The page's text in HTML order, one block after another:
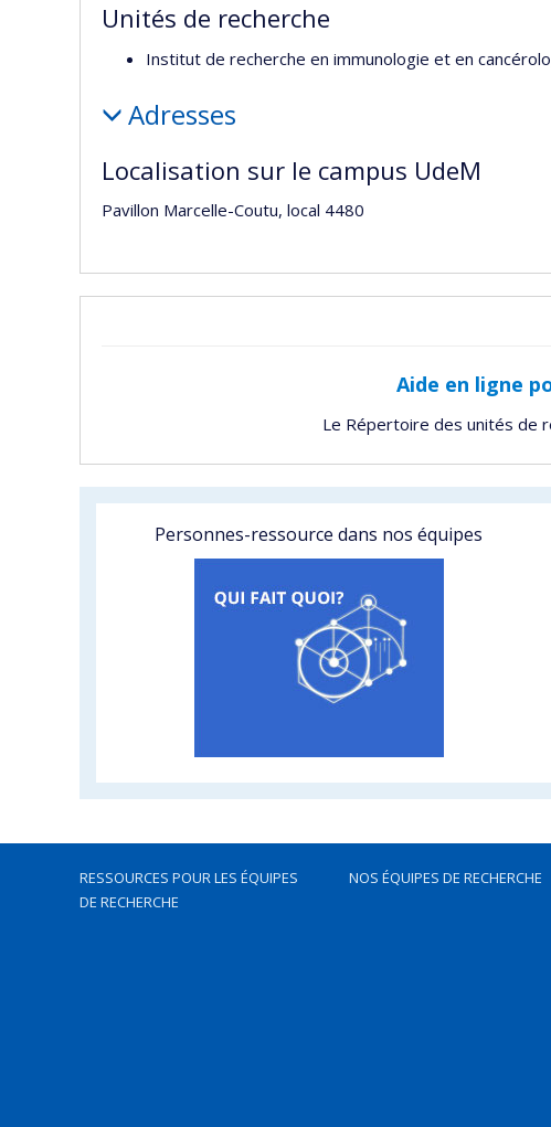
Unités de recherche
Institut de recherche en immunologie et en
Adresses
Localisation sur le campus UdeM
Pavillon Marcelle-Coutu, local 4480
Aide en ligne
Le Répertoire des unités de
Personnes-ressource dans nos équipes
RESSOURCES POUR LES ÉQUIPES
DE RECHERCHE
NOS ÉQUIPES DE RECHERCHE